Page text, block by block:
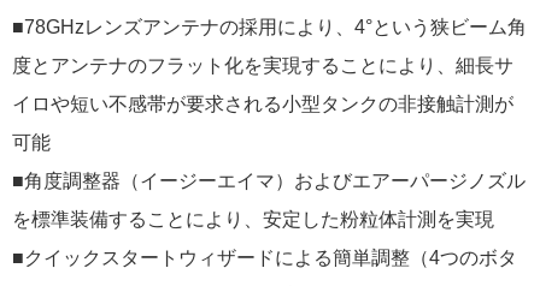
■78GHzレンズアンテナの採用により、4°という狭ビーム角
度とアンテナのフラット化を実現することにより、細長サ
イロや短い不感帯が要求される小型タンクの非接触計測が
可能
■角度調整器（イージーエイマ）およびエアーパージノズル
を標準装備することにより、安定した粉粒体計測を実現
■クイックスタートウィザードによる簡単調整（4つのボタ